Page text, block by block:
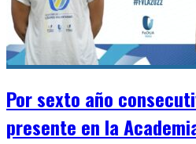
Por sexto año
presente en la